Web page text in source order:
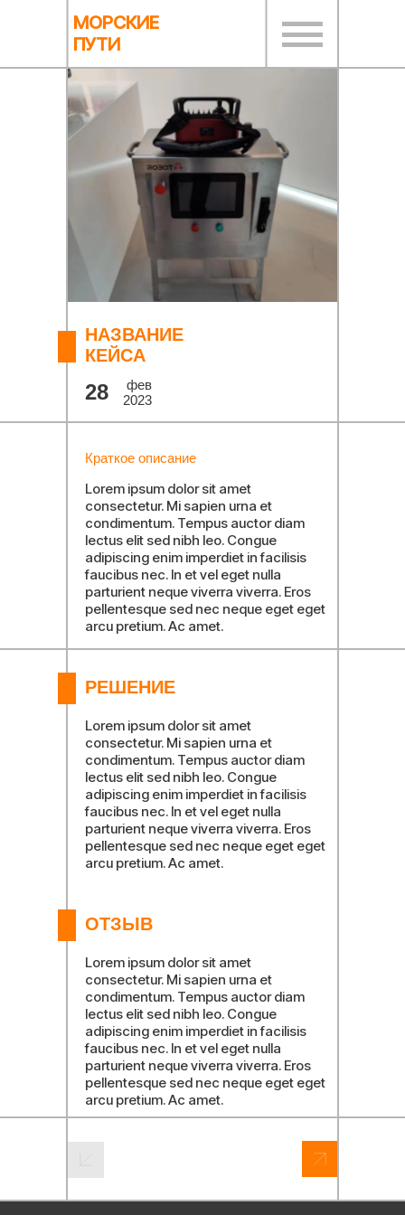
МОРСКИЕ
ПУТИ
Краткое описание
РЕШЕНИЕ
28
фев
2023
ОТЗЫВ
Lorem ipsum dolor sit amet
consectetur. Mi sapien urna et
condimentum. Tempus auctor diam
lectus elit sed nibh leo. Congue
adipiscing enim imperdiet in facilisis
faucibus nec. In et vel eget nulla
parturient neque viverra viverra. Eros
pellentesque sed nec neque eget eget
arcu pretium. Ac amet.
Lorem ipsum dolor sit amet
consectetur. Mi sapien urna et
condimentum. Tempus auctor diam
lectus elit sed nibh leo. Congue
adipiscing enim imperdiet in facilisis
faucibus nec. In et vel eget nulla
parturient neque viverra viverra. Eros
pellentesque sed nec neque eget eget
arcu pretium. Ac amet.
Lorem ipsum dolor sit amet
consectetur. Mi sapien urna et
condimentum. Tempus auctor diam
lectus elit sed nibh leo. Congue
adipiscing enim imperdiet in facilisis
faucibus nec. In et vel eget nulla
parturient neque viverra viverra. Eros
pellentesque sed nec neque eget eget
arcu pretium. Ac amet.
НАЗВАНИЕ
КЕЙСА
г. Астрахань,
ул.Украинская 3
Главная
Портфолио
УСЛУГИ